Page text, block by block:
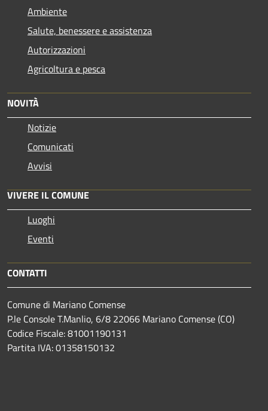
Ambiente
Salute, benessere e assistenza
Autorizzazioni
Agricoltura e pesca
NOVITÀ
Notizie
Comunicati
Avvisi
VIVERE IL COMUNE
Luoghi
Eventi
CONTATTI
Comune di Mariano Comense
P.le Console T.Manlio, 6/8 22066 Mariano Comense (CO)
Codice Fiscale: 81001190131
Partita IVA: 01358150132